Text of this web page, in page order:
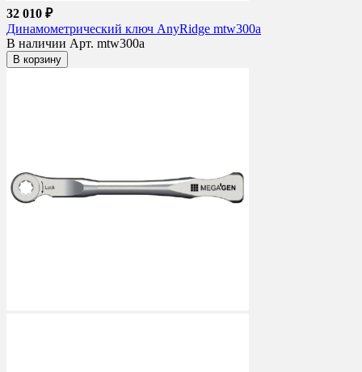
32 010 ₽
Динамометрический ключ AnyRidge mtw300a
В наличии Арт. mtw300a
В корзину